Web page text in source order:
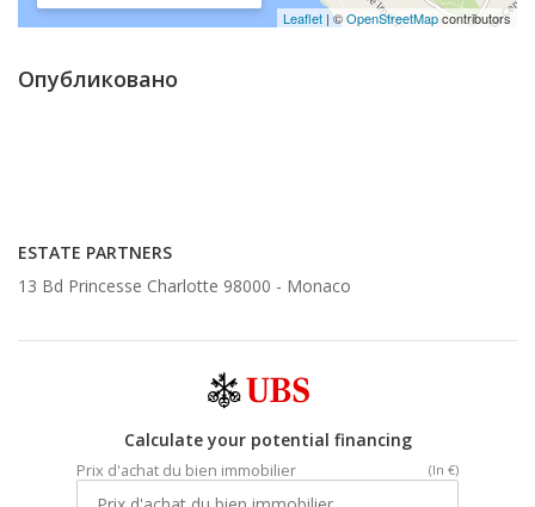
Leaflet | ©OpenStreetMapcontributors
Опубликовано
ESTATE PARTNERS
13 Bd Princesse Charlotte 98000 - Monaco
Calculate your potential financing
Prix d'achat du bien immobilier (In €)